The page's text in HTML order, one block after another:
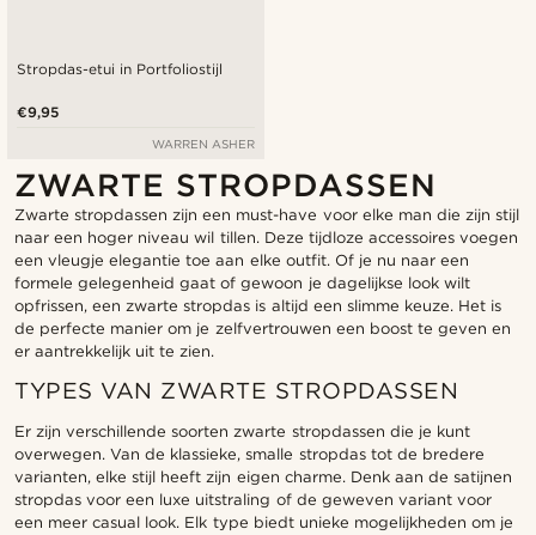
Stropdas-etui in Portfoliostijl
€9,95
WARREN ASHER
ZWARTE STROPDASSEN
Zwarte stropdassen zijn een must-have voor elke man die zijn stijl
naar een hoger niveau wil tillen. Deze tijdloze accessoires voegen
een vleugje elegantie toe aan elke outfit. Of je nu naar een
formele gelegenheid gaat of gewoon je dagelijkse look wilt
opfrissen, een zwarte stropdas is altijd een slimme keuze. Het is
de perfecte manier om je zelfvertrouwen een boost te geven en
er aantrekkelijk uit te zien.
TYPES VAN ZWARTE STROPDASSEN
Er zijn verschillende soorten zwarte stropdassen die je kunt
overwegen. Van de klassieke, smalle stropdas tot de bredere
varianten, elke stijl heeft zijn eigen charme. Denk aan de satijnen
stropdas voor een luxe uitstraling of de geweven variant voor
een meer casual look. Elk type biedt unieke mogelijkheden om je